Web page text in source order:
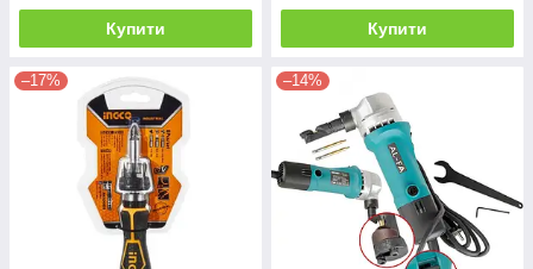
Купити Купити
–17% –14%